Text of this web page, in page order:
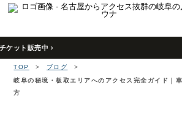
販売中 ›
特徴
TOP > ブログ
>
岐阜の秘境・板取エリアへのアクセス完全ガイド｜
方